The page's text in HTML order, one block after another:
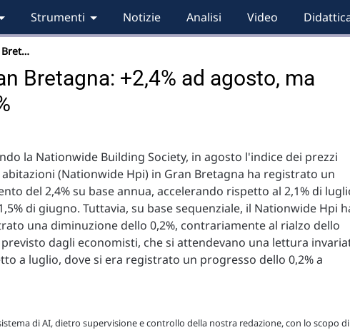
Strumenti Notizie Analisi Video
Bret…
Bretagna: +2,4% ad agosto, ma
la Nationwide Building Society, in agosto l'indice dei prezzi
abitazioni (Nationwide Hpi) in Gran Bretagna ha registrato un
del 2,4% su base annua, accelerando rispetto al 2,1% di
di giugno. Tuttavia, su base sequenziale, il Nationwide Hpi
una diminuzione dello 0,2%, contrariamente al rialzo dello
previsto dagli economisti, che si attendevano una lettura
a luglio, dove si era registrato un progresso dello 0,2% a
di AI, dietro supervisione e controllo della nostra redazione, con lo scopo di